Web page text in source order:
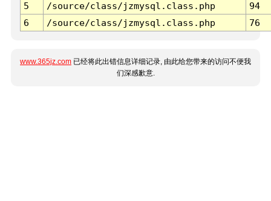
5
/source/class/jzmysql.class.php
94
6
/source/class/jzmysql.class.php 76
www.365jz.com 已经将此出错信息详细记录, 由此给您带来的访问不便我
们深感歉意.